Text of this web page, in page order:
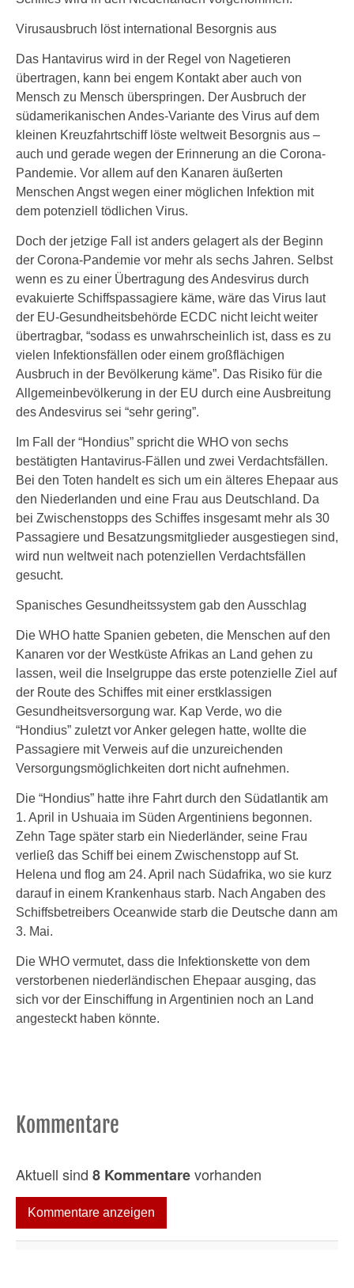
Virusausbruch löst international Besorgnis aus
Das Hantavirus wird in der Regel von Nagetieren
übertragen, kann bei engem Kontakt aber auch von
Mensch zu Mensch überspringen. Der Ausbruch der
südamerikanischen Andes-Variante des Virus auf dem
kleinen Kreuzfahrtschiff löste weltweit Besorgnis aus –
auch und gerade wegen der Erinnerung an die Corona-
Pandemie. Vor allem auf den Kanaren äußerten
Menschen Angst wegen einer möglichen Infektion mit
dem potenziell tödlichen Virus.
Doch der jetzige Fall ist anders gelagert als der Beginn
der Corona-Pandemie vor mehr als sechs Jahren. Selbst
wenn es zu einer Übertragung des Andesvirus durch
evakuierte Schiffspassagiere käme, wäre das Virus laut
der EU-Gesundheitsbehörde ECDC nicht leicht weiter
übertragbar, “sodass es unwahrscheinlich ist, dass es zu
vielen Infektionsfällen oder einem großflächigen
Ausbruch in der Bevölkerung käme”. Das Risiko für die
Allgemeinbevölkerung in der EU durch eine Ausbreitung
des Andesvirus sei “sehr gering”.
Im Fall der “Hondius” spricht die WHO von sechs
bestätigten Hantavirus-Fällen und zwei Verdachtsfällen.
Bei den Toten handelt es sich um ein älteres Ehepaar aus
den Niederlanden und eine Frau aus Deutschland. Da
bei Zwischenstopps des Schiffes insgesamt mehr als 30
Passagiere und Besatzungsmitglieder ausgestiegen sind,
wird nun weltweit nach potenziellen Verdachtsfällen
gesucht.
Spanisches Gesundheitssystem gab den Ausschlag
Die WHO hatte Spanien gebeten, die Menschen auf den
Kanaren vor der Westküste Afrikas an Land gehen zu
lassen, weil die Inselgruppe das erste potenzielle Ziel auf
der Route des Schiffes mit einer erstklassigen
Gesundheitsversorgung war. Kap Verde, wo die
“Hondius” zuletzt vor Anker gelegen hatte, wollte die
Passagiere mit Verweis auf die unzureichenden
Versorgungsmöglichkeiten dort nicht aufnehmen.
Die “Hondius” hatte ihre Fahrt durch den Südatlantik am
1. April in Ushuaia im Süden Argentiniens begonnen.
Zehn Tage später starb ein Niederländer, seine Frau
verließ das Schiff bei einem Zwischenstopp auf St.
Helena und flog am 24. April nach Südafrika, wo sie kurz
darauf in einem Krankenhaus starb. Nach Angaben des
Schiffsbetreibers Oceanwide starb die Deutsche dann am
3. Mai.
Die WHO vermutet, dass die Infektionskette von dem
verstorbenen niederländischen Ehepaar ausging, das
sich vor der Einschiffung in Argentinien noch an Land
angesteckt haben könnte.
Kommentare
Aktuell sind 8 Kommentarevorhanden
Kommentare anzeigen